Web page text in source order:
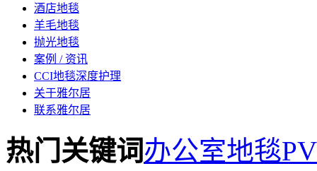
酒店地毯
羊毛地毯
抛光地毯
案例 / 资讯
CCI地毯深度护理
关于雅尔居
联系雅尔居
热门关键词办公室地毯